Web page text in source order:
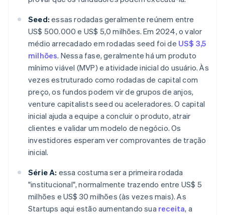
Seed: essas rodadas geralmente reúnem entre
US$ 500.000 e US$ 5,0 milhões. Em 2024, o valor
médio arrecadado em rodadas seed foi de US$ 3,5
milhões. Nessa fase, geralmente há um produto
mínimo viável (MVP) e atividade inicial do usuário. Às
vezes estruturado como rodadas de capital com
preço, os fundos podem vir de grupos de anjos,
venture capitalists seed ou aceleradores. O capital
inicial ajuda a equipe a concluir o produto, atrair
clientes e validar um modelo de negócio. Os
investidores esperam ver comprovantes de tração
inicial.
Série A: essa costuma ser a primeira rodada
"institucional", normalmente trazendo entre US$ 5
milhões e US$ 30 milhões (às vezes mais). As
Startups aqui estão aumentando sua receita, a